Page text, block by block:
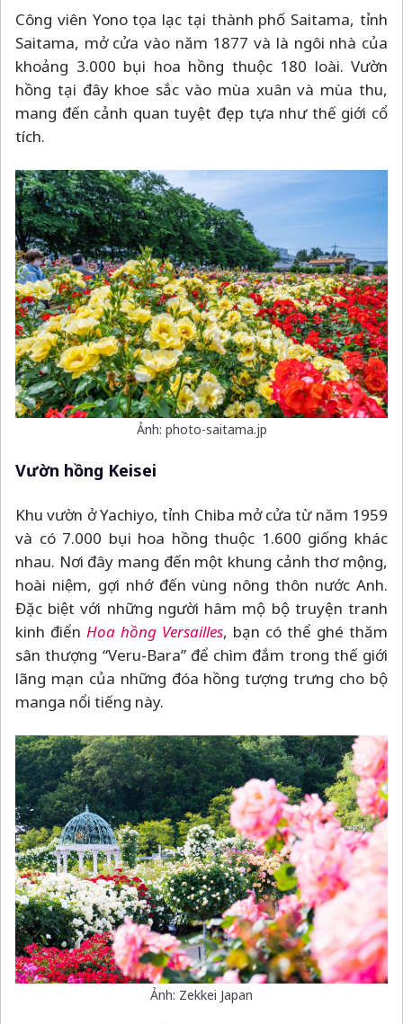
Công viên Yono tọa lạc tại thành phố Saitama, tỉnh
Saitama, mở cửa vào năm 1877 và là ngôi nhà của
khoảng 3.000 bụi hoa hồng thuộc 180 loài. Vườn
hồng tại đây khoe sắc vào mùa xuân và mùa thu,
mang đến cảnh quan tuyệt đẹp tựa như thế giới cổ
tích.
Ảnh: photo-saitama.jp
Vườn hồng Keisei
Khu vườn ở Yachiyo, tỉnh Chiba mở cửa từ năm 1959
và có 7.000 bụi hoa hồng thuộc 1.600 giống khác
nhau. Nơi đây mang đến một khung cảnh thơ mộng,
hoài niệm, gợi nhớ đến vùng nông thôn nước Anh.
Đặc biệt với những người hâm mộ bộ truyện tranh
kinh điển Hoa hồng Versailles, bạn có thể ghé thăm
sân thượng “Veru-Bara” để chìm đắm trong thế giới
lãng mạn của những đóa hồng tượng trưng cho bộ
manga nổi tiếng này.
Ảnh: Zekkei Japan